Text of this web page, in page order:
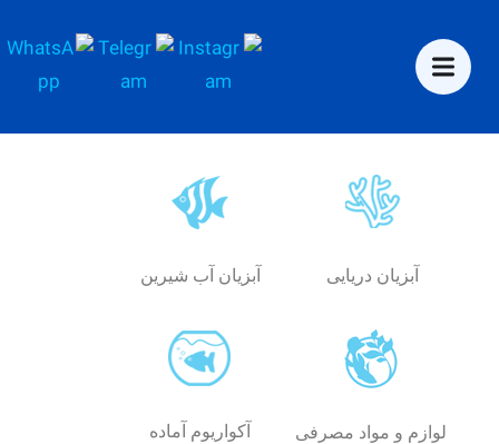
آبزیان دریایی آبزیان آب شیرین
لوازم و مواد مصرفی
آکواریوم آماده